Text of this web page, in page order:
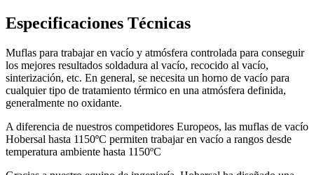
Especificaciones Técnicas
Muflas para trabajar en vacío y atmósfera controlada para conseguir
los mejores resultados soldadura al vacío, recocido al vacío,
sinterización, etc. En general, se necesita un horno de vacío para
cualquier tipo de tratamiento térmico en una atmósfera definida,
generalmente no oxidante.
A diferencia de nuestros competidores Europeos, las muflas de vacío
Hobersal hasta 1150ºC permiten trabajar en vacío a rangos desde
temperatura ambiente hasta 1150ºC